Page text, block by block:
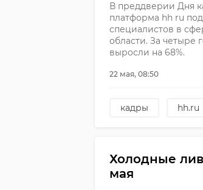
В преддверии Дня
платформа hh ru
специалистов в
области. За четыре
выросли на 68%.
22 мая, 08:50
кадры hh.ru
Холодные
мая